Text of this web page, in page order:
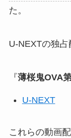
た。
U-NEXTの独占
『薄桜鬼OVA
U-NEXT
これらの動画